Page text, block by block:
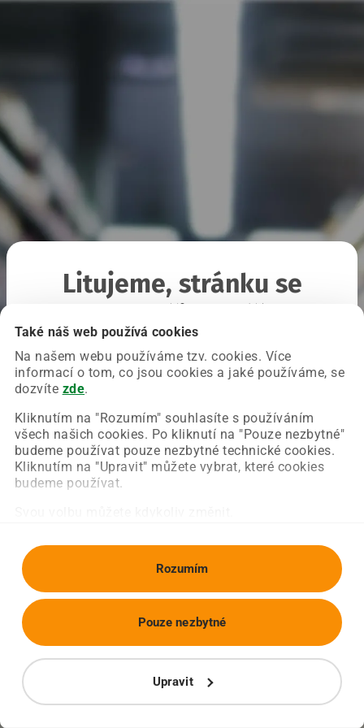
Také náš web používá cookies
Na našem webu používáme tzv. cookies. Více
informací o tom, co jsou cookies a jaké používáme, se
dozvíte zde.
Kliknutím na "Rozumím" souhlasíte s používáním
všech našich cookies. Po kliknutí na "Pouze nezbytné"
budeme používat pouze nezbytné technické cookies.
Kliknutím na "Upravit" můžete vybrat, které cookies
budeme používat.
Rozumím
Upravit
Pouze nezbytné
Litujeme, stránku se
Chyba nastala na naší straně a už ji opravujeme.
Zkuste prosím znovu načíst požadovanou stránku.
Obnovit stránku Úvodní strana